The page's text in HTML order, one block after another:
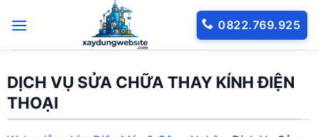
qua
0822.769.925
DỊCH VỤ SỬA CHỮA THAY KÍNH ĐIỆN
THOẠI